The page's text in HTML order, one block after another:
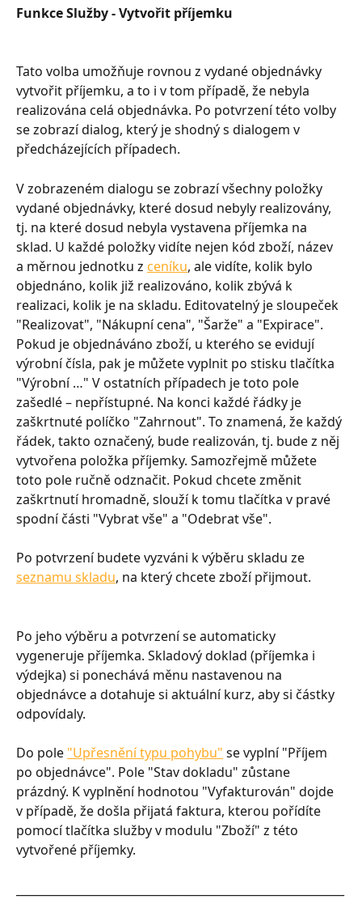
Funkce Služby - Vytvořit příjemku
Tato volba umožňuje rovnou z vydané objednávky
vytvořit příjemku, a to i v tom případě, že nebyla
realizována celá objednávka. Po potvrzení této volby
se zobrazí dialog, který je shodný s dialogem v
předcházejících případech.
V zobrazeném dialogu se zobrazí všechny položky
vydané objednávky, které dosud nebyly realizovány,
tj. na které dosud nebyla vystavena příjemka na
sklad. U každé položky vidíte nejen kód zboží, název
a měrnou jednotku z ceníku, ale vidíte, kolik bylo
objednáno, kolik již realizováno, kolik zbývá k
realizaci, kolik je na skladu. Editovatelný je sloupeček
"Realizovat", "Nákupní cena", "Šarže" a "Expirace".
Pokud je objednáváno zboží, u kterého se evidují
výrobní čísla, pak je můžete vyplnit po stisku tlačítka
"Výrobní …" V ostatních případech je toto pole
zašedlé – nepřístupné. Na konci každé řádky je
zaškrtnuté políčko "Zahrnout". To znamená, že každý
řádek, takto označený, bude realizován, tj. bude z něj
vytvořena položka příjemky. Samozřejmě můžete
toto pole ručně odznačit. Pokud chcete změnit
zaškrtnutí hromadně, slouží k tomu tlačítka v pravé
spodní části "Vybrat vše" a "Odebrat vše".
Po potvrzení budete vyzváni k výběru skladu ze
seznamu skladu, na který chcete zboží přijmout.
Po jeho výběru a potvrzení se automaticky
vygeneruje příjemka. Skladový doklad (příjemka i
výdejka) si ponechává měnu nastavenou na
objednávce a dotahuje si aktuální kurz, aby si částky
odpovídaly.
Do pole "Upřesnění typu pohybu" se vyplní "Příjem
po objednávce". Pole "Stav dokladu" zůstane
prázdný. K vyplnění hodnotou "Vyfakturován" dojde
v případě, že došla přijatá faktura, kterou pořídíte
pomocí tlačítka služby v modulu "Zboží" z této
vytvořené příjemky.